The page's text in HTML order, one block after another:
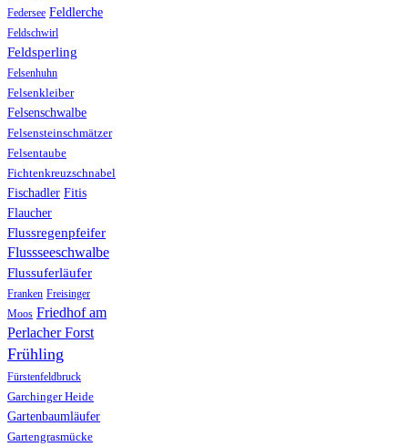
Federsee Feldlerche
Feldschwirl
Feldsperling
Felsenhuhn
Felsenkleiber
Felsenschwalbe
Felsensteinschmätzer
Felsentaube
Fichtenkreuzschnabel
Fischadler Fitis
Flaucher
Flussregenpfeifer
Flussseeschwalbe
Flussuferläufer
Franken Freisinger
Moos Friedhof am
Perlacher Forst
Frühling
Fürstenfeldbruck
Garchinger Heide
Gartenbaumläufer
Gartengrasmücke